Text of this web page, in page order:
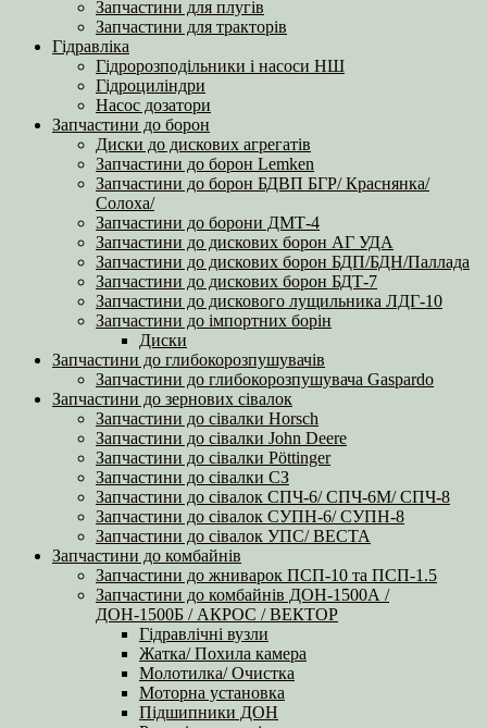
Запчастини для плугів
Запчастини для тракторів
Гідравліка
Гідророзподільники і насоси НШ
Гідроциліндри
Насос дозатори
Запчастини до борон
Диски до дискових агрегатів
Запчастини до борон Lemken
Запчастини до борон БДВП БГР/ Краснянка/
Солоха/
Запчастини до борони ДМТ-4
Запчастини до дискових борон АГ УДА
Запчастини до дискових борон БДП/БДН/Паллада
Запчастини до дискових борон БДТ-7
Запчастини до дискового лущильника ЛДГ-10
Запчастини до імпортних борін
Диски
Запчастини до глибокорозпушувачів
Запчастини до глибокорозпушувача Gaspardo
Запчастини до зернових сівалок
Запчастини до сівалки Horsch
Запчастини до сівалки John Deere
Запчастини до сівалки Pöttinger
Запчастини до сівалки СЗ
Запчастини до сівалок СПЧ-6/ СПЧ-6М/ СПЧ-8
Запчастини до сівалок СУПН-6/ СУПН-8
Запчастини до сівалок УПС/ ВЕСТА
Запчастини до комбайнів
Запчастини до жниварок ПСП-10 та ПСП-1.5
Запчастини до комбайнів ДОН-1500А /
ДОН-1500Б / АКРОС / ВЕКТОР
Гідравлічні вузли
Жатка/ Похила камера
Молотилка/ Очистка
Моторна установка
Підшипники ДОН